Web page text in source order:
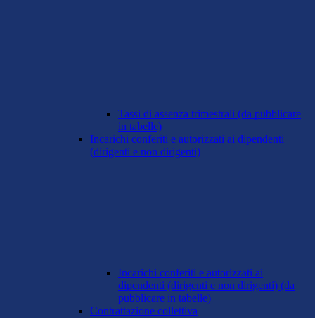
Tassi di assenza trimestrali (da pubblicare
in tabelle)
Incarichi conferiti e autorizzati ai dipendenti
(dirigenti e non dirigenti)
Incarichi conferiti e autorizzati ai
dipendenti (dirigenti e non dirigenti) (da
pubblicare in tabelle)
Contrattazione collettiva